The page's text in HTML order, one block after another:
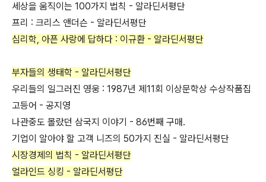
세상을 움직이는 100가지 법칙 - 알라딘서평단
프리 : 크리스 앤더슨 - 알라딘서평단
심리학, 아픈 사랑에 답하다 : 이규환 - 알라딘서평단
부자들의 생태학 - 알라딘서평단
우리들의 일그러진 영웅 : 1987년 제11회 이상문학상 수상작품집
고등어 - 공지영
나관중도 몰랐던 삼국지 이야기 - 86번째 구매.
기업이 알아야 할 고객 니즈의 50가지 진실 - 알라딘서평단
시장경제의 법칙 - 알라딘서평단
얼라인드 싱킹 - 알라딘서평단